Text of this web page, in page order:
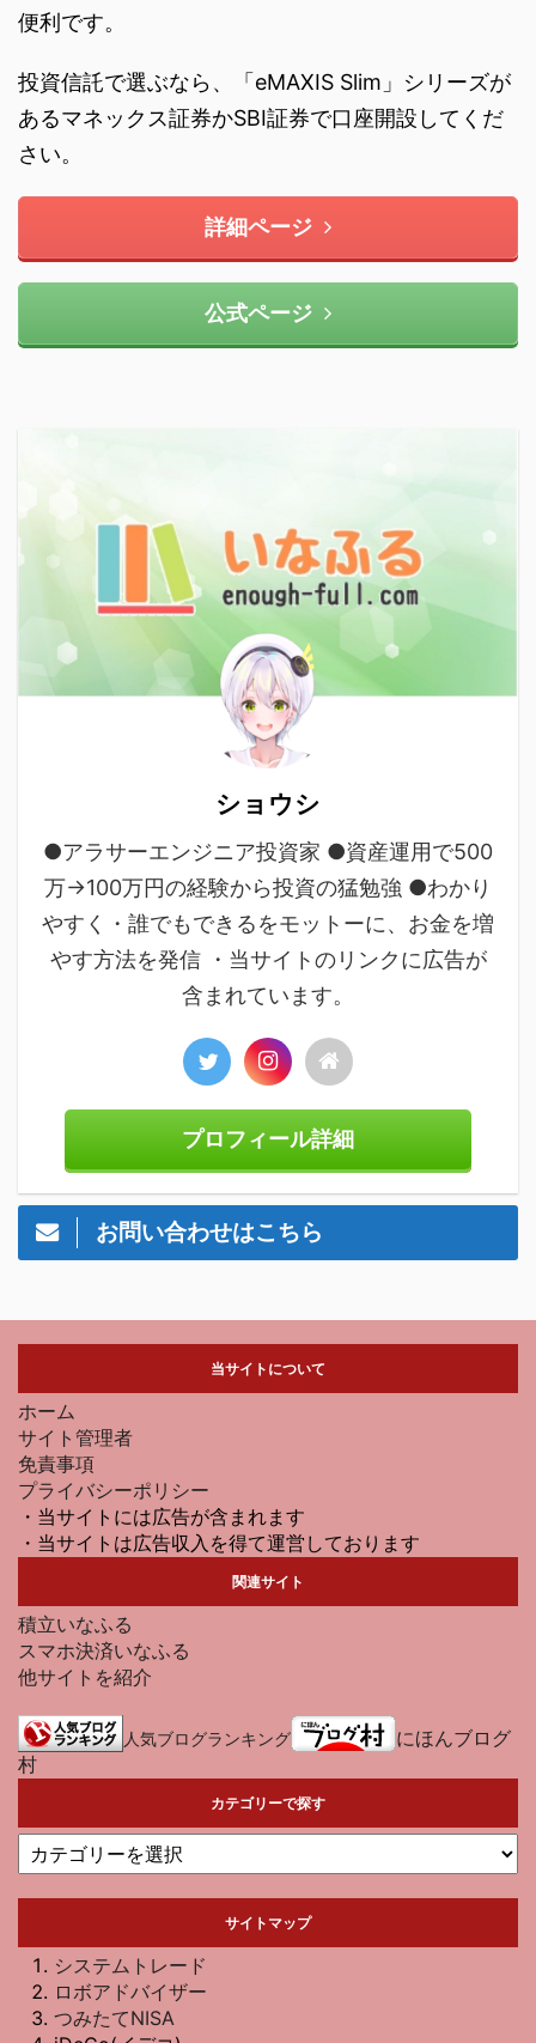
便利です。
投資信託で選ぶなら、「eMAXIS Slim」シリーズが
あるマネックス証券かSBI証券で口座開設してくだ
さい。
詳細ページ
公式ページ
ショウシ
●アラサーエンジニア投資家 ●資産運用で500
万→100万円の経験から投資の猛勉強 ●わかり
やすく・誰でもできるをモットーに、お金を増
やす方法を発信 ・当サイトのリンクに広告が
含まれています。
プロフィール詳細
お問い合わせはこちら
当サイトについて
ホーム
サイト管理者
免責事項
プライバシーポリシー
・当サイトには広告が含まれます
・当サイトは広告収入を得て運営しております
関連サイト
積立いなふる
スマホ決済いなふる
他サイトを紹介
人気ブログランキング
にほんブログ
村
カテゴリーで探す
サイトマップ
システムトレード
ロボアドバイザー
つみたてNISA